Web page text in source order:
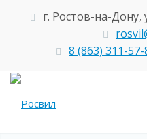
г. Ростов-на-Дону,
8 (863) 311-57-